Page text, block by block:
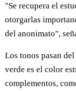
"Se recupera el
otorgarlas
del anonimato",
Los tonos pasan
verde es el color
complementos,